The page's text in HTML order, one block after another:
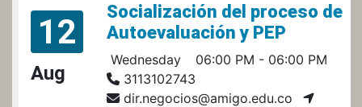
12
Aug
Socialización del proceso de
Autoevaluación y PEP
Wednesday
06:00 PM - 06:00 PM
3113102743
dir.negocios@amigo.edu.co